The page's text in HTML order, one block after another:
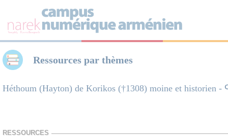
Ressources par thèmes
Héthoum (Hayton) de Korikos (†1308) moine et
RESSOURCES